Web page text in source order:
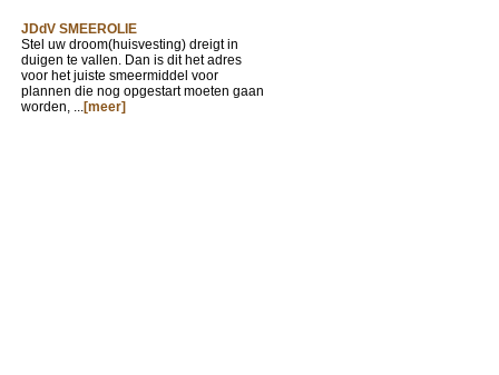
JDdV SMEEROLIE
Stel uw droom(huisvesting) dreigt in
duigen te vallen. Dan is dit het adres
voor het juiste smeermiddel voor
plannen die nog opgestart moeten gaan
worden, ...[meer]